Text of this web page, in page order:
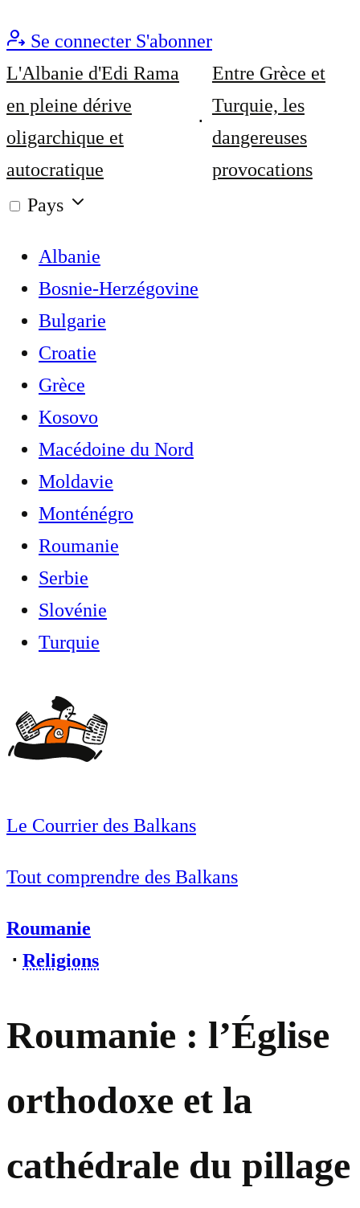
Se connecter S'abonner
L'Albanie d'Edi Rama
en pleine dérive
oligarchique et
autocratique
Entre Grèce et
Turquie, les
dangereuses
provocations
Pays
Albanie
Bosnie-Herzégovine
Bulgarie
Croatie
Grèce
Kosovo
Macédoine du Nord
Moldavie
Monténégro
Roumanie
Serbie
Slovénie
Turquie
Le Courrier des Balkans
Tout comprendre des Balkans
Roumanie
⋅ Religions
Roumanie : l’Église
orthodoxe et la
cathédrale du pillage